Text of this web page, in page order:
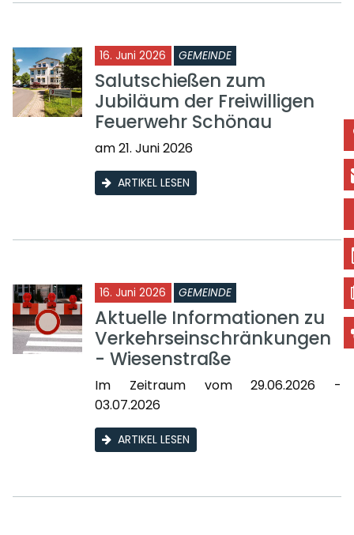
16. Juni 2026 GEMEINDE
Salutschießen zum
Jubiläum der Freiwilligen
Feuerwehr Schönau
am 21. Juni 2026
ARTIKEL LESEN
16. Juni 2026 GEMEINDE
Aktuelle Informationen zu
Verkehrseinschränkungen
- Wiesenstraße
Im Zeitraum vom 29.06.2026 -
03.07.2026
ARTIKEL LESEN